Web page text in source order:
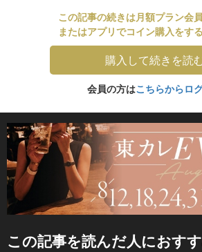
この記事の続きは月額プラン会員
またはアプリでコイン購入をす
購入して続きを読
会員の方はこちらからロ
この記事を読んだ人におす